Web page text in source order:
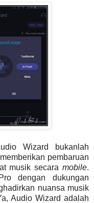
Wizard bukanlah
pembaruan
musik secara mobile.
dengan dukungan
nuansa musik
Audio Wizard adalah